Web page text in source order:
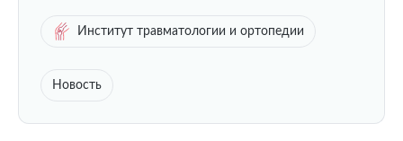
Институт травматологии и ортопедии
Новость